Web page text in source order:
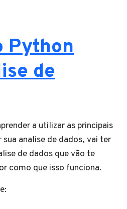
Python
de
a utilizar as principais
analise de dados, vai ter
de dados que vão te
como que isso funciona.